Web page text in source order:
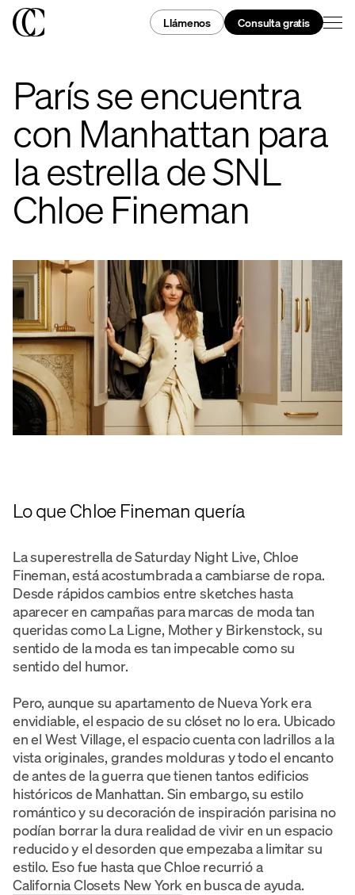
Llámenos Consulta gratis
París se encuentra
con Manhattan para
la estrella de SNL
Chloe Fineman
Lo que Chloe Fineman quería
La superestrella de Saturday Night Live, Chloe
Fineman, está acostumbrada a cambiarse de ropa.
Desde rápidos cambios entre sketches hasta
aparecer en campañas para marcas de moda tan
queridas como La Ligne, Mother y Birkenstock, su
sentido de la moda es tan impecable como su
sentido del humor.
Pero, aunque su apartamento de Nueva York era
envidiable, el espacio de su clóset no lo era. Ubicado
en el West Village, el espacio cuenta con ladrillos a la
vista originales, grandes molduras y todo el encanto
de antes de la guerra que tienen tantos edificios
históricos de Manhattan. Sin embargo, su estilo
romántico y su decoración de inspiración parisina no
podían borrar la dura realidad de vivir en un espacio
reducido y el desorden que empezaba a limitar su
estilo. Eso fue hasta que Chloe recurrió a
California Closets New York en busca de ayuda.